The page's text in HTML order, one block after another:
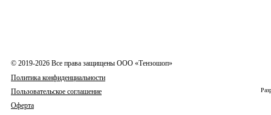
Политика конфиденциальности
Пользовательское соглашение
Оферта
© 2019-2026 Все права защищены ООО «Тензошоп»